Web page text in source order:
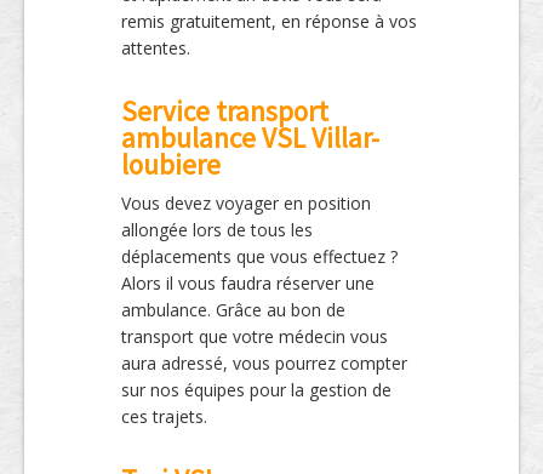
remis gratuitement, en réponse à vos
attentes.
Service transport
ambulance VSL Villar-
loubiere
Vous devez voyager en position
allongée lors de tous les
déplacements que vous effectuez ?
Alors il vous faudra réserver une
ambulance. Grâce au bon de
transport que votre médecin vous
aura adressé, vous pourrez compter
sur nos équipes pour la gestion de
ces trajets.